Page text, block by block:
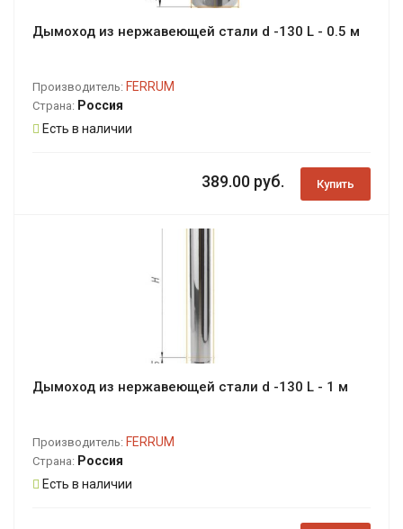
Дымоход из нержавеющей стали d -130 L - 0.5 м
Производитель: FERRUM
Страна: Россия
Есть в наличии
389.00 руб. Купить
Дымоход из нержавеющей стали d -130 L - 1 м
Производитель: FERRUM
Страна: Россия
Есть в наличии